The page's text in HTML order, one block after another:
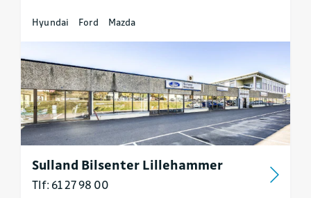
Hyundai Ford Mazda
Sulland Bilsenter Lillehammer
Tlf: 61 27 98 00